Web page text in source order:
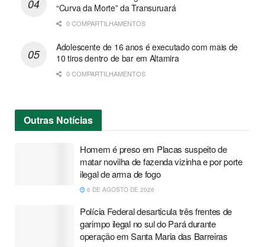
“Curva da Morte” da Transuruará
0 COMPARTILHAMENTOS
Adolescente de 16 anos é executado com mais de
10 tiros dentro de bar em Altamira
0 COMPARTILHAMENTOS
Outras Notícias
Homem é preso em Placas suspeito de
matar novilha de fazenda vizinha e por porte
ilegal de arma de fogo
6 DE AGOSTO DE 2026
Polícia Federal desarticula três frentes de
garimpo ilegal no sul do Pará durante
operação em Santa Maria das Barreiras